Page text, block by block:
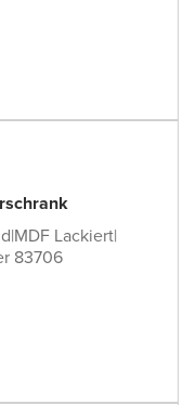
|MDF Lackiert|
83706